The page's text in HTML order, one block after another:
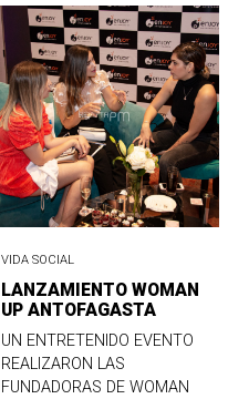
VIDA SOCIAL
LANZAMIENTO WOMAN
UP ANTOFAGASTA
UN ENTRETENIDO EVENTO
REALIZARON LAS
FUNDADORAS DE WOMAN